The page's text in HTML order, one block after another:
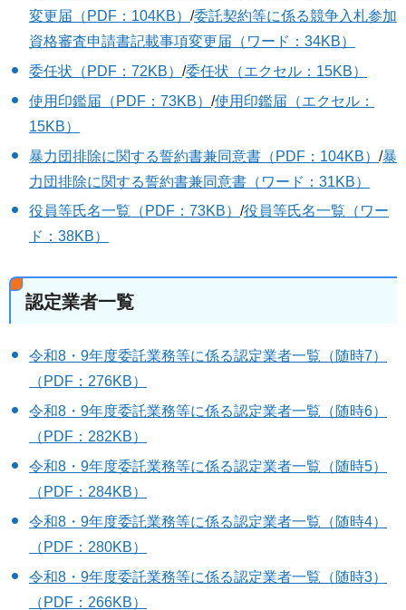
変更届（PDF：104KB） /委託契約等に係る競争入札参加
資格審査申請書記載事項変更届（ワード：34KB）
委任状（PDF：72KB） /委任状（エクセル：15KB）
使用印鑑届（PDF：73KB） /使用印鑑届（エクセル：
15KB）
暴力団排除に関する誓約書兼同意書（PDF：104KB） /暴
力団排除に関する誓約書兼同意書（ワード：31KB）
役員等氏名一覧（PDF：73KB） /役員等氏名一覧（ワー
ド：38KB）
認定業者一覧
令和8・9年度委託業務等に係る認定業者一覧（随時7）
（PDF：276KB）
令和8・9年度委託業務等に係る認定業者一覧（随時6）
（PDF：282KB）
令和8・9年度委託業務等に係る認定業者一覧（随時5）
（PDF：284KB）
令和8・9年度委託業務等に係る認定業者一覧（随時4）
（PDF：280KB）
令和8・9年度委託業務等に係る認定業者一覧（随時3）
（PDF：266KB）